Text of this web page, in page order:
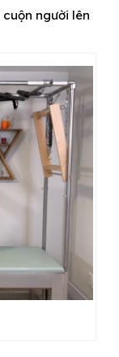
người lên